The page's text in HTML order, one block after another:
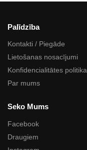
Palīdzība
Kontakti / Piegāde
Lietošanas nosacījumi
Konfidencialitātes politika
Par mums
Seko Mums
Facebook
Draugiem